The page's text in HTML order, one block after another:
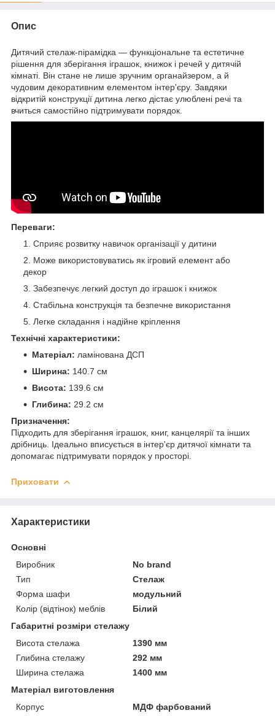
Опис
Дитячий стелаж-пірамідка — функціональне та естетичне
рішення для зберігання іграшок, книжок і речей у дитячій
кімнаті. Він стане не лише зручним органайзером, а й
чудовим декоративним елементом інтер'єру. Завдяки
відкритій конструкції дитина легко дістає улюблені речі та
вчиться самостійно підтримувати порядок.
Переваги:
Сприяє розвитку навичок організації у дитини
Може використовуватись як ігровий елемент або
декор
Забезпечує легкий доступ до іграшок і книжок
Стабільна конструкція та безпечне використання
Легке складання і надійне кріплення
Технічні характеристики:
Матеріал: ламінована ДСП
Ширина: 140.7 см
Висота: 139.6 см
Глибина: 29.2 см
Призначення:
Підходить для зберігання іграшок, книг, канцелярії та інших
дрібниць. Ідеально вписується в інтер'єр дитячої кімнати та
допомагає підтримувати порядок у просторі.
Приховати
Характеристики
Основні
Виробник
No brand
Тип
Стелаж
Форма шафи
модульний
Колір (відтінок) меблів
Білий
Габаритні розміри стелажу
Висота стелажа
1390 мм
Глибина стелажу
292 мм
Ширина стелажа
1400 мм
Матеріал виготовлення
Корпус
МДФ фарбований